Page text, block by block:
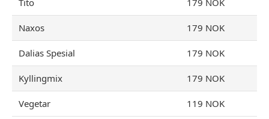
Tito 179 NOK
Naxos 179 NOK
Dalias Spesial 179 NOK
Kyllingmix 179 NOK
Vegetar 119 NOK